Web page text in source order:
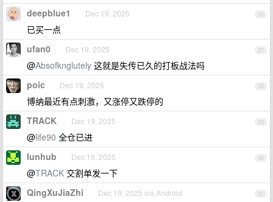
26
deepblue1 Dec 19, 2025
已买一点
27
ufan0 Dec 19, 2025
@Absofknglutely 这就是失传已久的打板战法吗
28
poic Dec 19, 2025
博纳最近有点刺激，又涨停又跌停的
29
TRACK Dec 19, 2025
@life90 全仓已进
30
lunhub Dec 19, 2025
@TRACK 交割单发一下
31
QingXuJiaZhi Dec 19, 2025 via Android